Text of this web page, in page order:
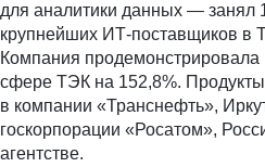
для аналитики данных — занял
крупнейших ИТ-поставщиков в
Компания продемонстрировала
сфере ТЭК на 152,8%.
в компании «Транснефть»,
госкорпорации «Росатом»,
агентстве.